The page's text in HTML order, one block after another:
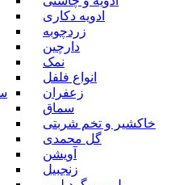
ادویه دکاری
زردچوبه
دارچین
نمک
انواع فلفل
زعفران
سماق
خاکشیر و تخم شربتی
گل محمدی
آویشن
زنجبیل